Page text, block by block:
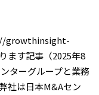
growthinsight-
ます記事（2025年8
ターグループと業務
社は日本M&Aセン